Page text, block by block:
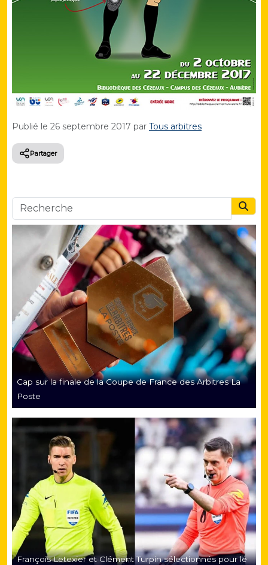
Publié le 26 septembre 2017 par Tous arbitres
Partager
Cap sur la finale de la Coupe de France des Arbitres La
Poste
François Letexier et Clément Turpin sélectionnés pour le